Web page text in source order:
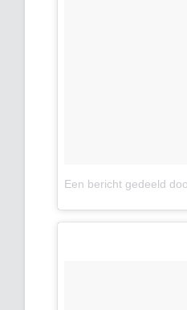
Een bericht gedeeld